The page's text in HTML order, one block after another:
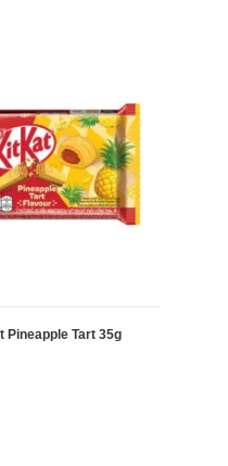
Pineapple Tart 35g